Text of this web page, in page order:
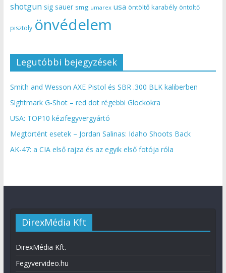
shotgun sig sauer smg umarex usa öntöltő karabély öntöltő
pisztoly önvédelem
Legutóbbi bejegyzések
Smith and Wesson AXE Pistol és SBR .300 BLK kaliberben
Sightmark G-Shot – red dot régebbi Glockokra
USA: TOP10 kézifegyvergyártó
Megtörtént esetek – Jordan Salinas: Idaho Shoots Back
AK-47: a CIA első rajza és az egyik első fotója róla
DirexMédia Kft
DirexMédia Kft.
Fegyvervideo.hu